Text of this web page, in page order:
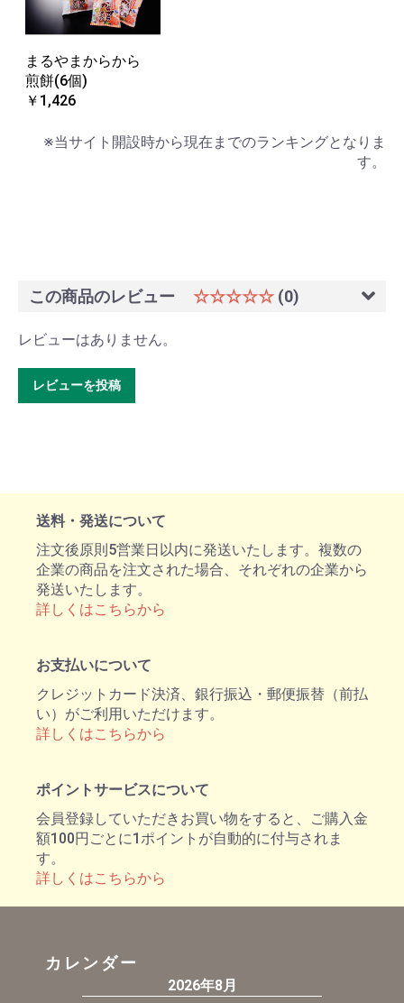
まるやまからから
煎餅(6個)
￥1,426
※当サイト開設時から現在までのランキングとなりま
す。
この商品のレビュー ☆☆☆☆☆ (0)
レビューはありません。
レビューを投稿
送料・発送について
注文後原則5営業日以内に発送いたします。複数の
企業の商品を注文された場合、それぞれの企業から
発送いたします。
詳しくはこちらから
お支払いについて
クレジットカード決済、銀行振込・郵便振替（前払
い）がご利用いただけます。
詳しくはこちらから
ポイントサービスについて
会員登録していただきお買い物をすると、ご購入金
額100円ごとに1ポイントが自動的に付与されま
す。
詳しくはこちらから
カレンダー
2026年8月